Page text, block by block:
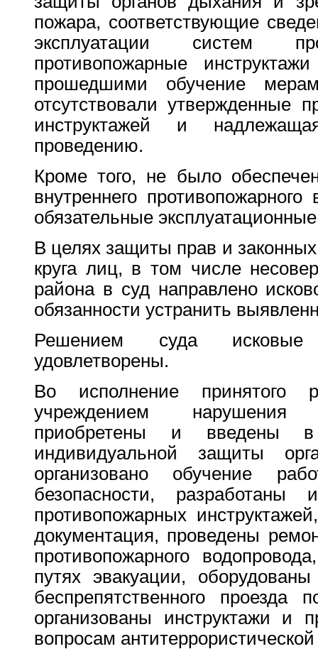
пожара, соответствующие
эксплуатации систем
противопожарные
прошедшими обучение
отсутствовали утвержденные
инструктажей и
проведению.
Кроме того, не было
внутреннего
обязательные
В целях защиты прав и
круга лиц, в том числе
района в суд направлено
обязанности устранить
Решением суда исковые
удовлетворены.
Во исполнение принятого
учреждением нарушения
приобретены и введены в
индивидуальной защиты
организовано обучение
безопасности,
противопожарных
документация, проведены
противопожарного
путях эвакуации,
беспрепятственного проезда
организованы инструктажи и
вопросам